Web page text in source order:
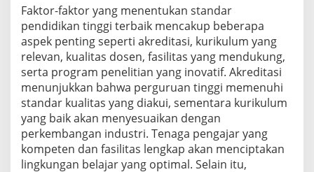
Faktor-faktor yang menentukan standar
pendidikan tinggi terbaik mencakup beberapa
aspek penting seperti akreditasi, kurikulum yang
relevan, kualitas dosen, fasilitas yang mendukung,
serta program penelitian yang inovatif. Akreditasi
menunjukkan bahwa perguruan tinggi memenuhi
standar kualitas yang diakui, sementara kurikulum
yang baik akan menyesuaikan dengan
perkembangan industri. Tenaga pengajar yang
kompeten dan fasilitas lengkap akan menciptakan
lingkungan belajar yang optimal. Selain itu,